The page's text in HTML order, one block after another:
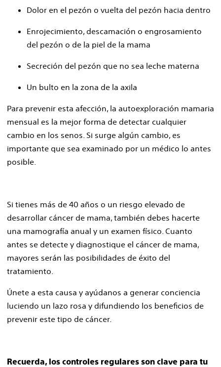
Dolor en el pezón o vuelta del pezón hacia dentro
Enrojecimiento, descamación o engrosamiento
del pezón o de la piel de la mama
Secreción del pezón que no sea leche materna
Un bulto en la zona de la axila
Para prevenir esta afección, la autoexploración mamaria
mensual es la mejor forma de detectar cualquier
cambio en los senos. Si surge algún cambio, es
importante que sea examinado por un médico lo antes
posible.
Si tienes más de 40 años o un riesgo elevado de
desarrollar cáncer de mama, también debes hacerte
una mamografía anual y un examen físico. Cuanto
antes se detecte y diagnostique el cáncer de mama,
mayores serán las posibilidades de éxito del
tratamiento.
Únete a esta causa y ayúdanos a generar conciencia
luciendo un lazo rosa y difundiendo los beneficios de
prevenir este tipo de cáncer.
Recuerda, los controles regulares son clave para tu